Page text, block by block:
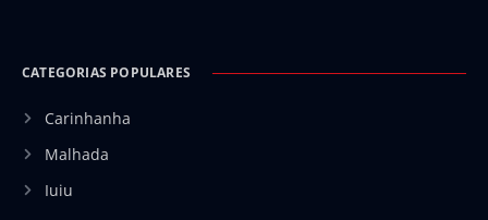
CATEGORIAS POPULARES
Carinhanha
Malhada
Iuiu